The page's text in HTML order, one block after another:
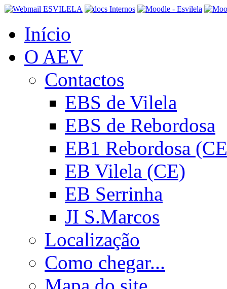
Início
O AEV
Contactos
EBS de Vilela
EBS de Rebordosa
EB1 Rebordosa
EB Vilela (CE)
EB Serrinha
JI S.Marcos
Localização
Como chegar...